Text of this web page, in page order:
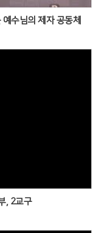
수님의 제자 공동체
, 2교구